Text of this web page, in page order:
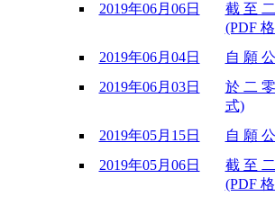
2019年06月06日
截 至
(PDF
2019年06月04日
自 願
2019年06月03日
於 二
式)
2019年05月15日
自 願
2019年05月06日
截 至
(PDF